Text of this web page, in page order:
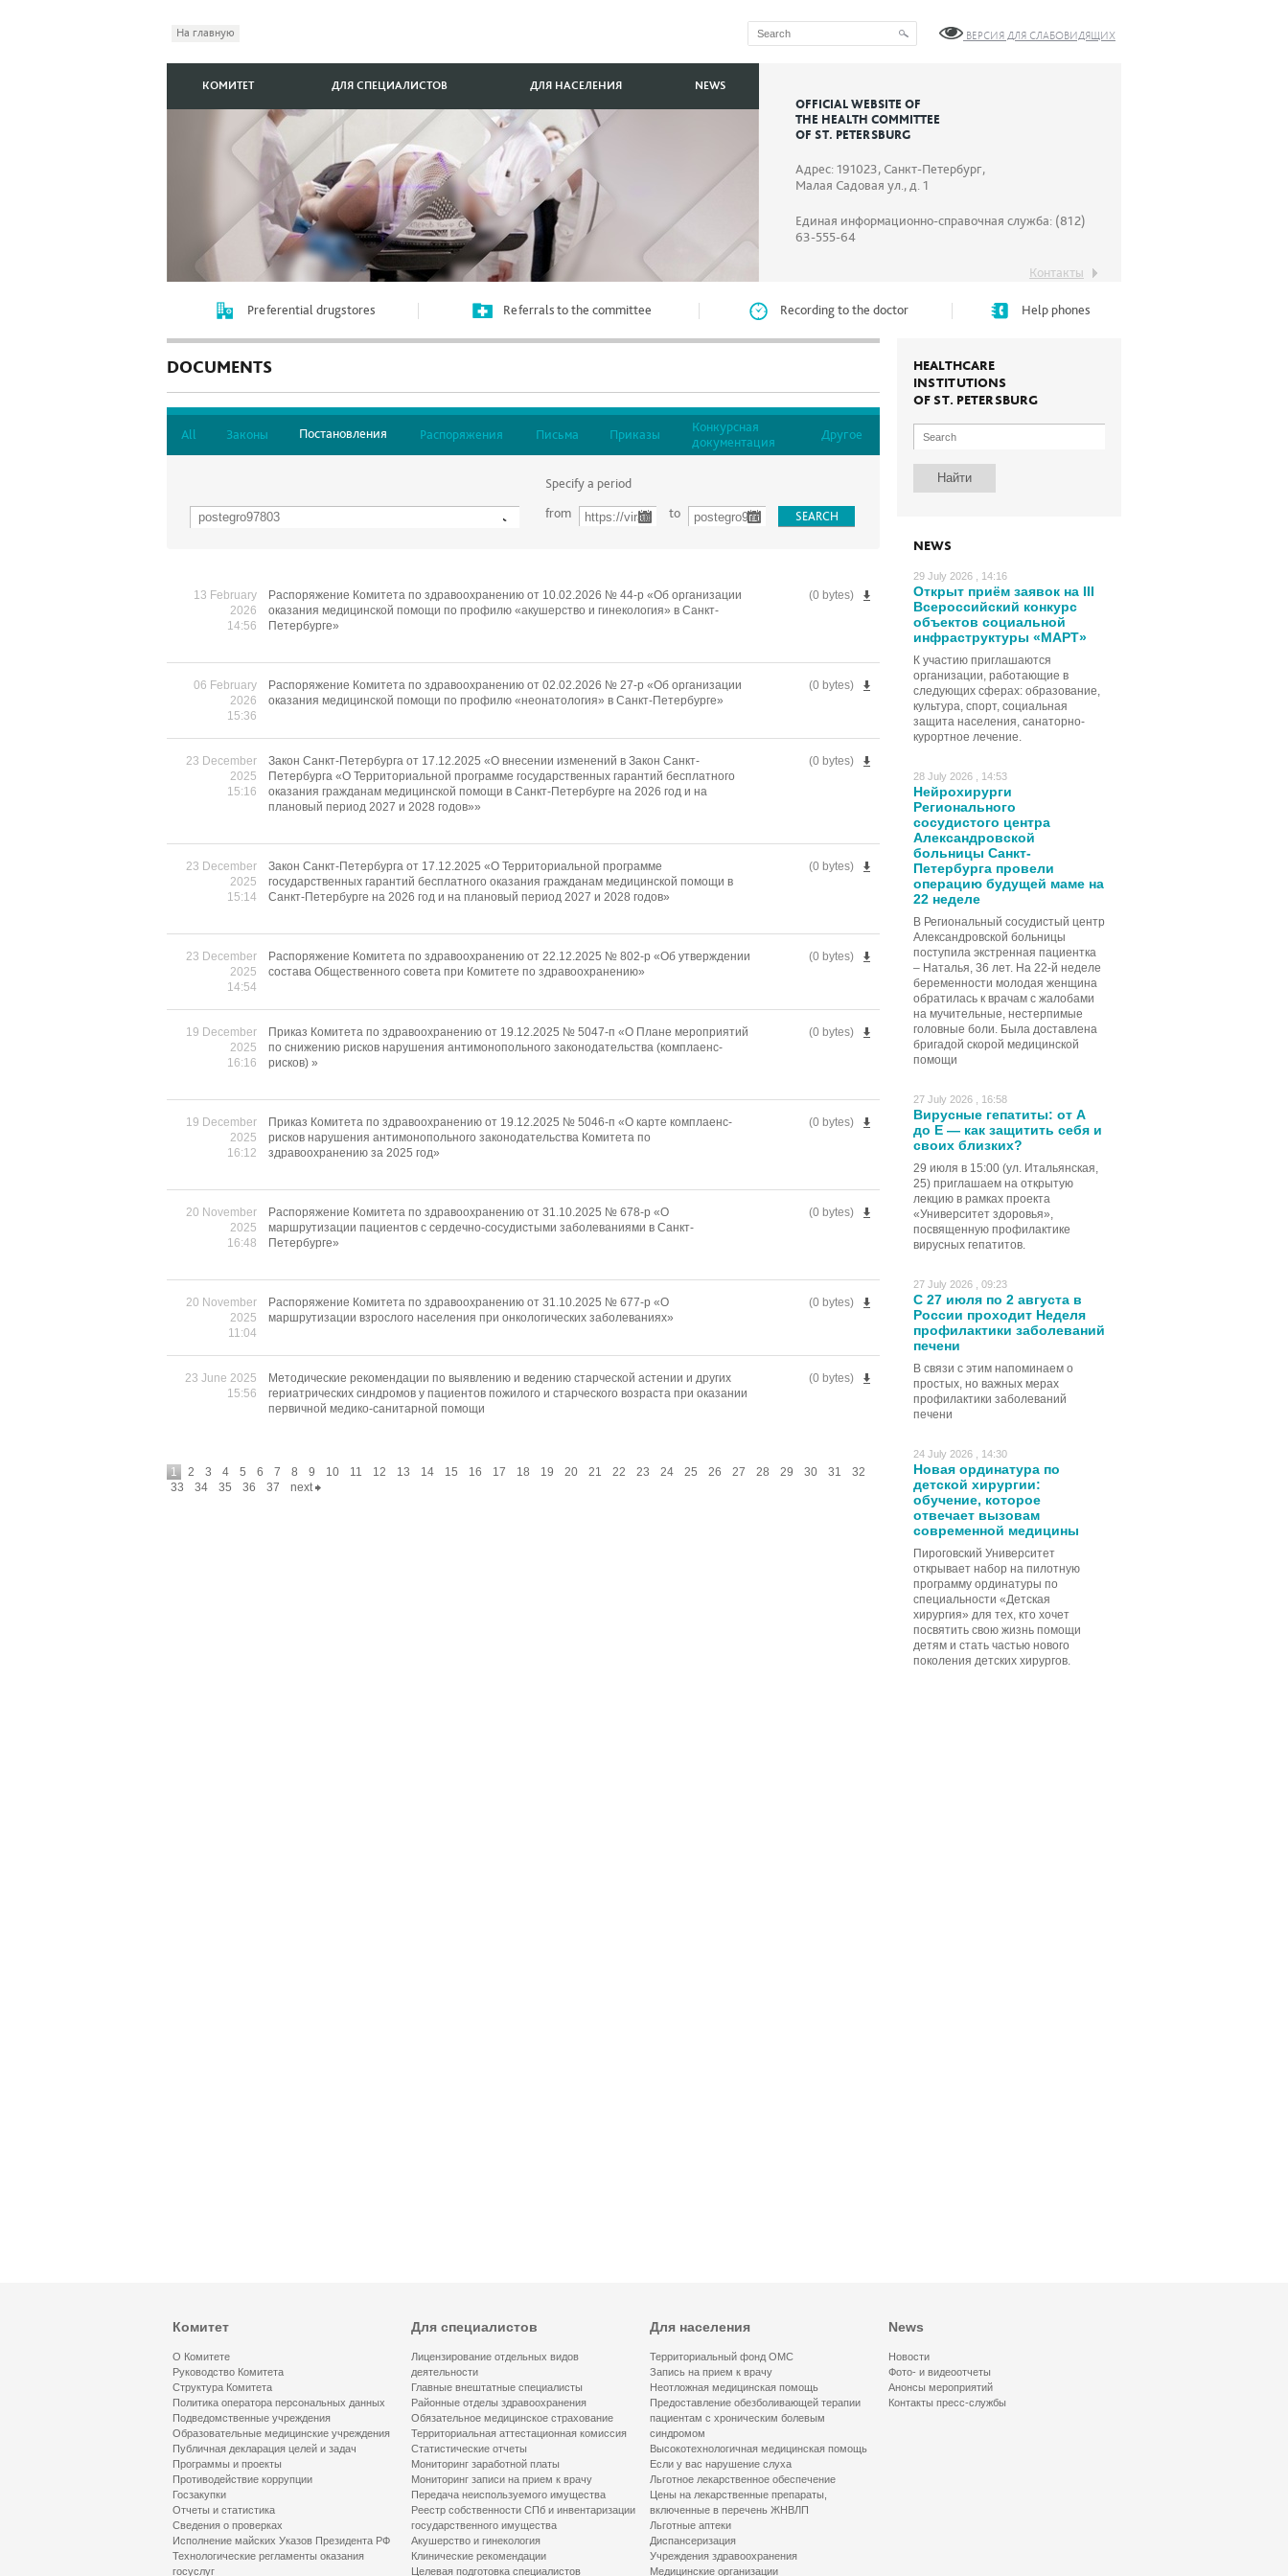
На главную ВЕРСИЯ ДЛЯ СЛАБОВИДЯЩИХ
OFFICIAL WEBSITE OF
THE HEALTH COMMITTEE
OF ST. PETERSBURG
Адрес: 191023, Санкт-Петербург,
Малая Садовая ул., д. 1
Единая информационно-справочная служба: (812)
63-555-64
Контакты
КОМИТЕТ ДЛЯ СПЕЦИАЛИСТОВ ДЛЯ НАСЕЛЕНИЯ NEWS
Preferential drugstores Referrals to the committee Recording to the doctor Help phones
HEALTHCARE
INSTITUTIONS
OF ST. PETERSBURG
NEWS
29 July 2026 , 14:16
Открыт приём заявок на III
Всероссийский конкурс
объектов социальной
инфраструктуры «МАРТ»
К участию приглашаются
организации, работающие в
следующих сферах: образование,
культура, спорт, социальная
защита населения, санаторно-
курортное лечение.
28 July 2026 , 14:53
Нейрохирурги
Регионального
сосудистого центра
Александровской
больницы Санкт-
Петербурга провели
операцию будущей маме на
22 неделе
В Региональный сосудистый центр
Александровской больницы
поступила экстренная пациентка
– Наталья, 36 лет. На 22-й неделе
беременности молодая женщина
обратилась к врачам с жалобами
на мучительные, нестерпимые
головные боли. Была доставлена
бригадой скорой медицинской
помощи
27 July 2026 , 16:58
Вирусные гепатиты: от А
до Е — как защитить себя и
своих близких?
29 июля в 15:00 (ул. Итальянская,
25) приглашаем на открытую
лекцию в рамках проекта
«Университет здоровья»,
посвященную профилактике
вирусных гепатитов.
27 July 2026 , 09:23
С 27 июля по 2 августа в
России проходит Неделя
профилактики заболеваний
печени
В связи с этим напоминаем о
простых, но важных мерах
профилактики заболеваний
печени
24 July 2026 , 14:30
Новая ординатура по
детской хирургии:
обучение, которое
отвечает вызовам
современной медицины
Пироговский Университет
открывает набор на пилотную
программу ординатуры по
специальности «Детская
хирургия» для тех, кто хочет
посвятить свою жизнь помощи
детям и стать частью нового
поколения детских хирургов.
DOCUMENTS
All Законы Постановления Распоряжения Письма Приказы
Конкурсная
документация
Другое
Specify a period
from
to
13 February
2026
14:56
(0 bytes)
Распоряжение Комитета по здравоохранению от 10.02.2026 № 44-р «Об организации
оказания медицинской помощи по профилю «акушерство и гинекология» в Санкт-
Петербурге»
06 February
2026
15:36
(0 bytes)
Распоряжение Комитета по здравоохранению от 02.02.2026 № 27-р «Об организации
оказания медицинской помощи по профилю «неонатология» в Санкт-Петербурге»
23 December
2025
15:16
(0 bytes)
Закон Санкт-Петербурга от 17.12.2025 «О внесении изменений в Закон Санкт-
Петербурга «О Территориальной программе государственных гарантий бесплатного
оказания гражданам медицинской помощи в Санкт-Петербурге на 2026 год и на
плановый период 2027 и 2028 годов»»
23 December
2025
15:14
(0 bytes)
Закон Санкт-Петербурга от 17.12.2025 «О Территориальной программе
государственных гарантий бесплатного оказания гражданам медицинской помощи в
Санкт-Петербурге на 2026 год и на плановый период 2027 и 2028 годов»
23 December
2025
14:54
(0 bytes)
Распоряжение Комитета по здравоохранению от 22.12.2025 № 802-р «Об утверждении
состава Общественного совета при Комитете по здравоохранению»
19 December
2025
16:16
(0 bytes)
Приказ Комитета по здравоохранению от 19.12.2025 № 5047-п «О Плане мероприятий
по снижению рисков нарушения антимонопольного законодательства (комплаенс-
рисков) »
19 December
2025
16:12
(0 bytes)
Приказ Комитета по здравоохранению от 19.12.2025 № 5046-п «О карте комплаенс-
рисков нарушения антимонопольного законодательства Комитета по
здравоохранению за 2025 год»
20 November
2025
16:48
(0 bytes)
Распоряжение Комитета по здравоохранению от 31.10.2025 № 678-р «О
маршрутизации пациентов с сердечно-сосудистыми заболеваниями в Санкт-
Петербурге»
20 November
2025
11:04
(0 bytes)
Распоряжение Комитета по здравоохранению от 31.10.2025 № 677-р «О
маршрутизации взрослого населения при онкологических заболеваниях»
23 June 2025
15:56
(0 bytes)
Методические рекомендации по выявлению и ведению старческой астении и других
гериатрических синдромов у пациентов пожилого и старческого возраста при оказании
первичной медико-санитарной помощи
1 2 3 4 5 6 7 8 9 10 11 12 13 14 15 16 17 18 19 20 21 22 23 24 25 26 27 28 29 30 31
32
33
34 35 36 37 next
Комитет
О Комитете
Руководство Комитета
Структура Комитета
Политика оператора персональных данных
Подведомственные учреждения
Образовательные медицинские учреждения
Публичная декларация целей и задач
Программы и проекты
Противодействие коррупции
Госзакупки
Отчеты и статистика
Сведения о проверках
Исполнение майских Указов Президента РФ
Технологические регламенты оказания
госуслуг
Для специалистов
Лицензирование отдельных видов
деятельности
Главные внештатные специалисты
Районные отделы здравоохранения
Обязательное медицинское страхование
Территориальная аттестационная комиссия
Статистические отчеты
Мониторинг заработной платы
Мониторинг записи на прием к врачу
Передача неиспользуемого имущества
Реестр собственности СПб и инвентаризации
государственного имущества
Акушерство и гинекология
Клинические рекомендации
Целевая подготовка специалистов
Для населения
Территориальный фонд ОМС
Запись на прием к врачу
Неотложная медицинская помощь
Предоставление обезболивающей терапии
пациентам с хроническим болевым
синдромом
Высокотехнологичная медицинская помощь
Если у вас нарушение слуха
Льготное лекарственное обеспечение
Цены на лекарственные препараты,
включенные в перечень ЖНВЛП
Льготные аптеки
Диспансеризация
Учреждения здравоохранения
Медицинские организации
News
Новости
Фото- и видеоотчеты
Анонсы мероприятий
Контакты пресс-службы